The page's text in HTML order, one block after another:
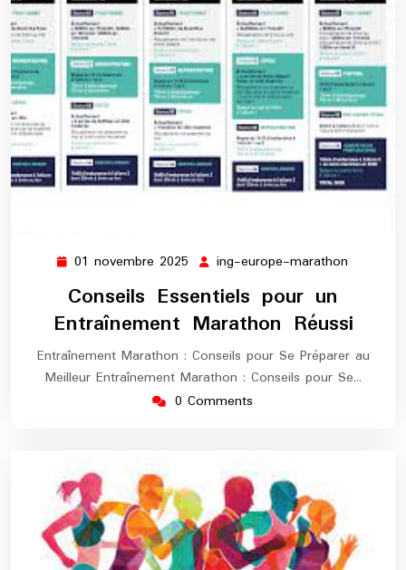
01 novembre 2025 01
novembre
2025
ing-europe-marathon
Conseils Essentiels pour un
Entraînement Marathon Réussi
Entraînement Marathon : Conseils pour Se Préparer au
Meilleur Entraînement Marathon : Conseils pour Se…
0 Comments